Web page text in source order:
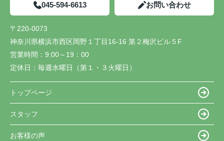
045-594-6613 お問い合わせ
〒220-0073
神奈川県横浜市西区岡野１丁目16-16 第２梅沢ビル５F
営業時間： 9:00～19：00
定休日： 毎週水曜日（第１・３火曜日）
トップページ
スタッフ
お客様の声